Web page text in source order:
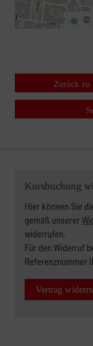
©
Zurück zu
Kursbuchung
Hier können Sie
gemäß unserer
widerrufen.
Für den Widerruf
Referenznummer
Vertrag